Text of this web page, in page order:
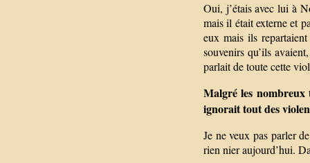
Oui, j’étais avec lui à
mais il était externe et
eux mais ils
souvenirs qu’ils
parlait de toute cette
Malgré les nombreux
ignorait tout des
Je ne veux pas parler
rien nier aujourd’hui.